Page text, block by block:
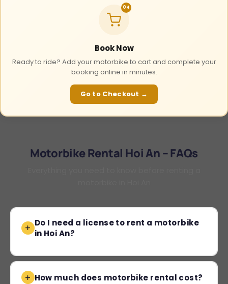
04
Book Now
Ready to ride? Add your motorbike to cart and complete your
booking online in minutes.
Go to Checkout →
Motorbike Rental Hoi An – FAQs
Do I need a license to rent a motorbike
in Hoi An?
How much does motorbike rental cost?